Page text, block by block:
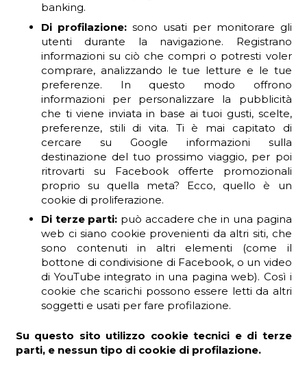
banking.
Di profilazione:sono usati per monitorare gli
utenti durante la navigazione. Registrano
informazioni su ciò che compri o potresti voler
comprare, analizzando le tue letture e le tue
preferenze. In questo modo offrono
informazioni per personalizzare la pubblicità
che ti viene inviata in base ai tuoi gusti, scelte,
preferenze, stili di vita. Ti è mai capitato di
cercare su Google informazioni sulla
destinazione del tuo prossimo viaggio, per poi
ritrovarti su Facebook offerte promozionali
proprio su quella meta? Ecco, quello è un
cookie di proliferazione.
Di terze parti: può accadere che in una pagina
web ci siano cookie provenienti da altri siti, che
sono contenuti in altri elementi (come il
bottone di condivisione di Facebook, o un video
di YouTube integrato in una pagina web). Così i
cookie che scarichi possono essere letti da altri
soggetti e usati per fare profilazione.
Su questo sito utilizzo cookie tecnici e di terze
parti, e nessun tipo di cookie di profilazione.